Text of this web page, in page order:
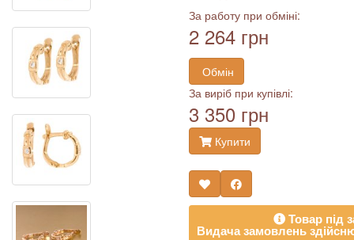
За работу при обміні:
2 264 грн
Обмін
За виріб при купівлі:
3 350 грн
Купити
Товар під
Видача замовлень